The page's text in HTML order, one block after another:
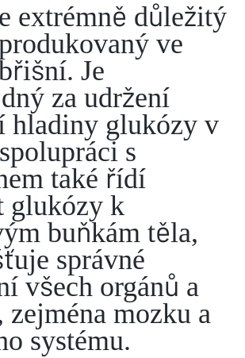
extrémně důležitý
ve
Je
za udržení
hladiny glukózy v
s
také řídí
glukózy k
buňkám těla,
správné
všech orgánů a
zejména mozku a
systému.